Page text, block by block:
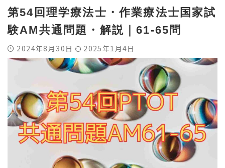
第54回理学療法士・作業療法士国家試
験AM共通問題・解説｜61-65問
2024年8月30日 2025年1月4日